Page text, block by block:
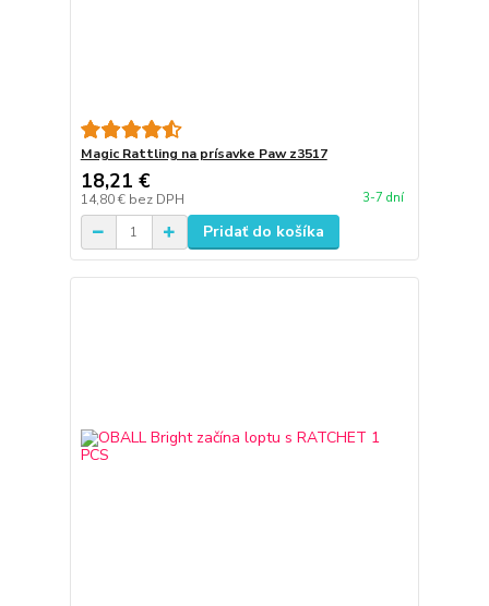
Magic Rattling na prísavke Paw z3517
18,21 €
14,80 € bez DPH 3-7 dní
Pridať do košíka